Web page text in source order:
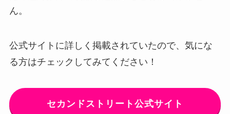
ん。
公式サイトに詳しく掲載されていたので、気にな
る方はチェックしてみてください！
セカンドストリート公式サイト